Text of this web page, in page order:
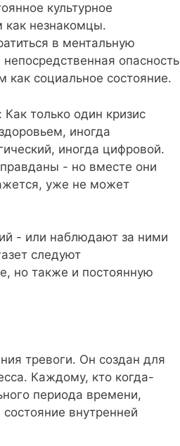
культурное
как незнакомцы.
в ментальную
опасность
как социальное состояние.
только один кризис
иногда
иногда цифровой.
- но вместе они
уже не может
- или наблюдают за ними
следуют
но также и постоянную
тревоги. Он создан для
Каждому, кто когда-
периода времени,
внутренней